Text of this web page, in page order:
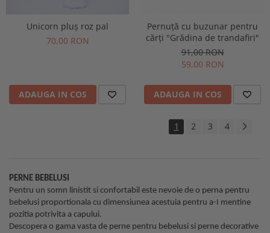
Unicorn pluș roz pal
70,00 RON
ADAUGA IN COS
Pernuță cu buzunar pentru
cărți "Grădina de trandafiri"
91,00 RON
59,00 RON
ADAUGA IN COS
1 2 3 4
PERNE BEBELUSI
Pentru un somn linistit si confortabil este nevoie de o perna pentru
bebelusi proportionala cu dimensiunea acestuia pentru a-I mentine
pozitia potrivita a capului.
Descopera o gama vasta de perne pentru bebelusi si perne decorative